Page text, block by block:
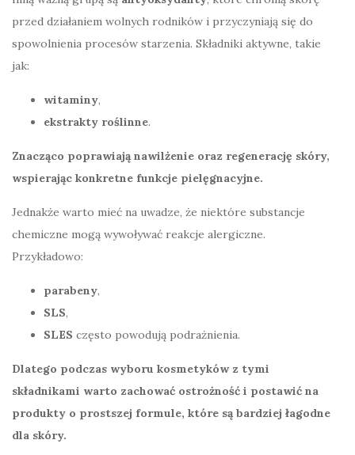
przed działaniem wolnych rodników i przyczyniają się do
spowolnienia procesów starzenia. Składniki aktywne, takie
jak:
witaminy,
ekstrakty roślinne.
Znacząco poprawiają nawilżenie oraz regenerację skóry,
wspierając konkretne funkcje pielęgnacyjne.
Jednakże warto mieć na uwadze, że niektóre substancje
chemiczne mogą wywoływać reakcje alergiczne.
Przykładowo:
parabeny,
SLS,
SLES często powodują podrażnienia.
Dlatego podczas wyboru kosmetyków z tymi
składnikami warto zachować ostrożność i postawić na
produkty o prostszej formule, które są bardziej łagodne
dla skóry.